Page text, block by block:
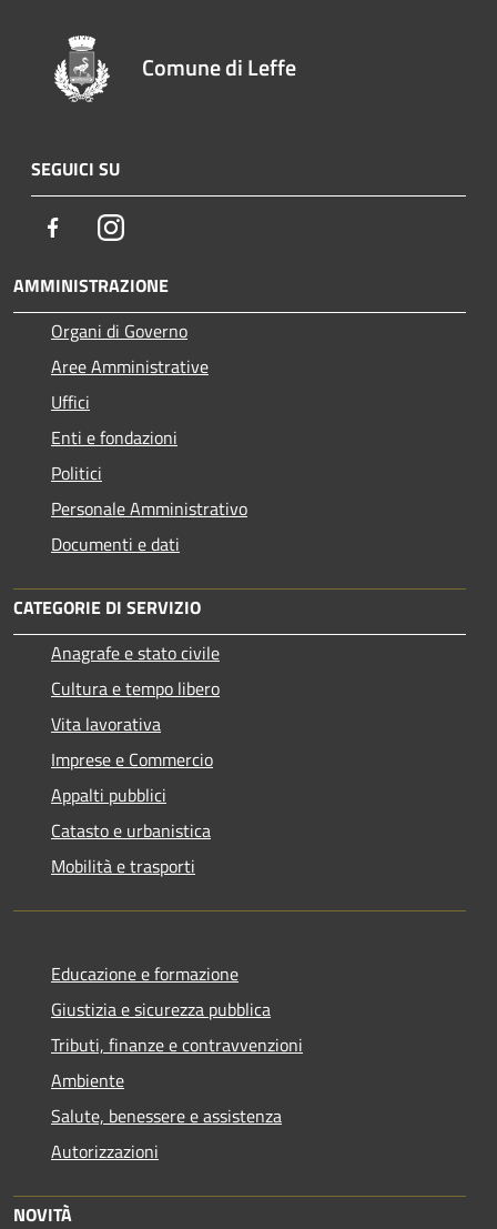
Comune di Leffe
SEGUICI SU
FacebookInstagram
AMMINISTRAZIONE
Organi di Governo
Aree Amministrative
Uffici
Enti e fondazioni
Politici
Personale Amministrativo
Documenti e dati
CATEGORIE DI SERVIZIO
Anagrafe e stato civile
Cultura e tempo libero
Vita lavorativa
Imprese e Commercio
Appalti pubblici
Catasto e urbanistica
Mobilità e trasporti
Educazione e formazione
Giustizia e sicurezza pubblica
Tributi, finanze e contravvenzioni
Ambiente
Salute, benessere e assistenza
Autorizzazioni
NOVITÀ